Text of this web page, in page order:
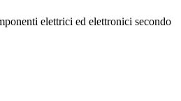
elettrici ed elettronici secondo